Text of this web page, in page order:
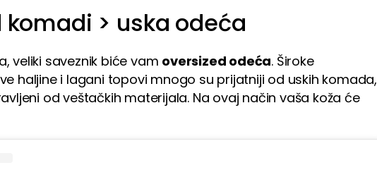
komadi > uska odeća
veliki saveznik biće vam oversized odeća. Široke
haljine i lagani topovi mnogo su prijatniji od uskih komada,
od veštačkih materijala. Na ovaj način vaša koža će